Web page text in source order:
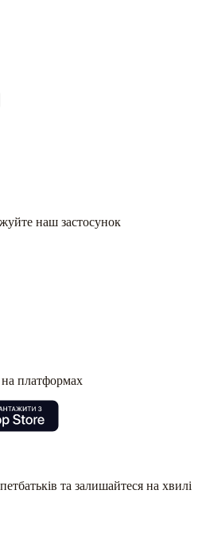
наш застосунок
платформах
та залишайтеся на хвилі